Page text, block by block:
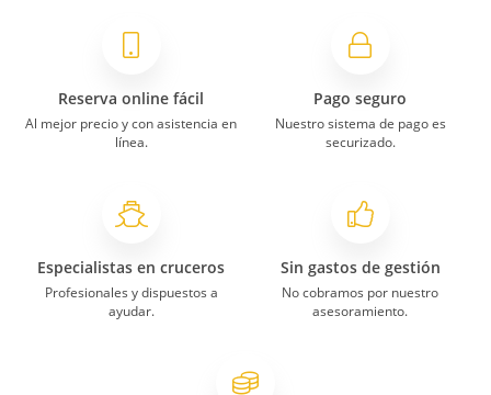
Reserva online fácil
Al mejor precio y con asistencia en
línea.
Pago seguro
Nuestro sistema de pago es
securizado.
Especialistas en cruceros
Profesionales y dispuestos a
ayudar.
Sin gastos de gestión
No cobramos por nuestro
asesoramiento.